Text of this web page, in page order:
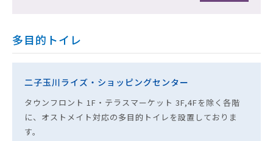
多目的トイレ
二子玉川ライズ・ショッピングセンター
タウンフロント 1F・テラスマーケット 3F,4Fを除く各階
に、オストメイト対応の多目的トイレを設置しておりま
す。